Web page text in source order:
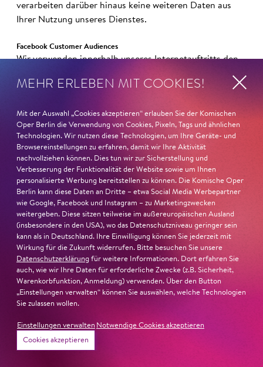
verarbeiten darüber hinaus keine weiteren Daten aus
Ihrer Nutzung unseres Dienstes.
Facebook Custo­mer Au­di­ences
Wir verwenden innerhalb unseres Internetauftritts den
Netzwerks Facebook, 1601 South California Avenue, Palo
unseren Seiten integriert. Wenn Sie unsere Seiten
besuchen, wird über das Zählpixel eine direkte
Verbindung zwischen Ihrem Browser und dem
Facebook-Server hergestellt. Facebook erhält dadurch
u.a. von Ihrem Browser die Information, dass von Ihrem
Endgerät unsere Seite aufgerufen wurde. Wenn Sie
Facebook-Nutzer sind, kann Facebook hierdurch den
Besuch unserer Seiten Ihrem Benutzerkonto zuordnen.
Wir weisen darauf hin, dass wir als Anbieter der Seiten
keine Kenntnis vom Inhalt der übermittelten Daten
sowie deren Nutzung durch Facebook erhalten. Wir
können lediglich auswählen, welchen Segmenten von
Facebook-Nutzern (wie Alter, Interessen) unsere
Werbung angezeigt werden soll. Dabei nutzen wir eine
keine Datensätze, insbesondere keine E-Mailadressen
unserer Nutzer – weder verschlüsselt noch
MEHR ERLEBEN MIT COOKIES!
Mit der Auswahl „Cookies akzeptieren“ erlauben Sie der Komischen
Oper Berlin die Verwendung von Cookies, Pixeln, Tags und ähnlichen
Technologien. Wir nutzen diese Technologien, um Ihre Geräte- und
Browsereinstellungen zu erfahren, damit wir Ihre Aktivität
nachvollziehen können. Dies tun wir zur Sicherstellung und
Verbesserung der Funktionalität der Website sowie um Ihnen
personalisierte Werbung bereitstellen zu können. Die Komische Oper
Berlin kann diese Daten an Dritte – etwa Social Media Werbepartner
wie Google, Facebook und Instagram – zu Marketingzwecken
weitergeben. Diese sitzen teilweise im außereuropäischen Ausland
(insbesondere in den USA), wo das Datenschutzniveau geringer sein
kann als in Deutschland. Ihre Einwilligung können Sie jederzeit mit
Wirkung für die Zukunft widerrufen. Bitte besuchen Sie unsere
Datenschutzerklärung für weitere Informationen. Dort erfahren Sie
auch, wie wir Ihre Daten für erforderliche Zwecke (z.B. Sicherheit,
Warenkorbfunktion, Anmeldung) verwenden. Über den Button
„Einstellungen verwalten“ können Sie auswählen, welche Technologien
Sie zulassen wollen.
Einstellungen verwalten Notwendige Cookies akzeptieren
Cookies akzeptieren